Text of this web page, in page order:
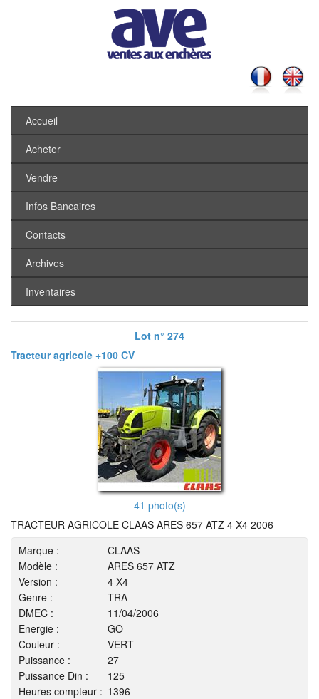
Accueil
Acheter
Vendre
Infos Bancaires
Contacts
Archives
Inventaires
Lot n° 274
Tracteur agricole +100 CV
41 photo(s)
TRACTEUR AGRICOLE CLAAS ARES 657 ATZ 4 X4 2006
Marque :
CLAAS
Modèle :
ARES 657 ATZ
Version :
4 X4
Genre :
TRA
DMEC :
11/04/2006
Energie :
GO
Couleur :
VERT
Puissance :
27
Puissance Din :
125
Heures compteur : 1396